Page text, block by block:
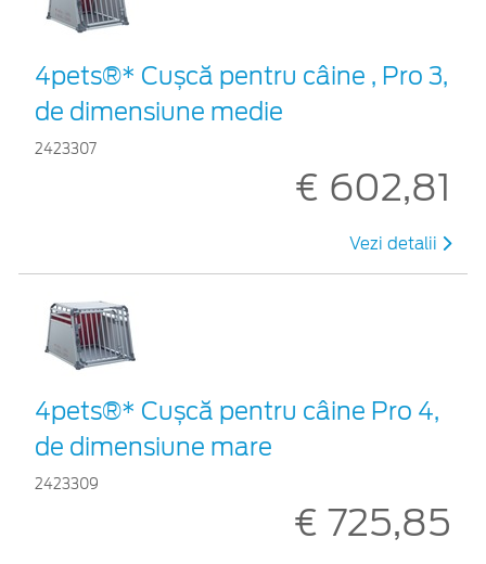
4pets®* Cușcă pentru câine , Pro 3,
de dimensiune medie
2423307
€ 602,81
Vezi detalii
4pets®* Cușcă pentru câine Pro 4,
de dimensiune mare
2423309
€ 725,85